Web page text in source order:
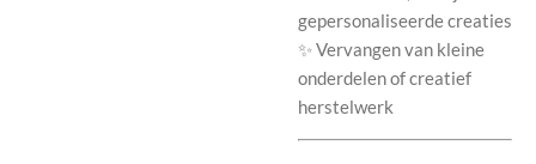
gepersonaliseerde creaties
✨ Vervangen van kleine
onderdelen of creatief
herstelwerk